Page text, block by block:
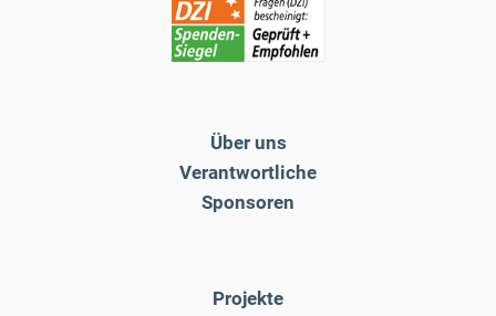
Über uns
Verantwortliche
Sponsoren
Projekte